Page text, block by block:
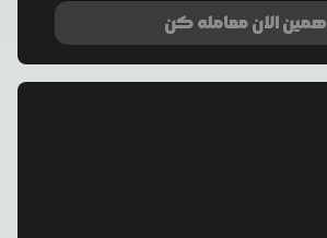
همین الان معامله کن